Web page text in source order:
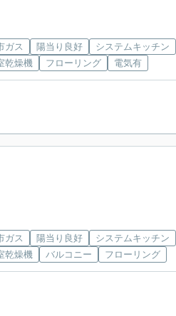
ガス 陽当り良好
システムキッチン
乾燥機
フローリング 電気有
ガス 陽当り良好
システムキッチン
乾燥機
バルコニー フローリング